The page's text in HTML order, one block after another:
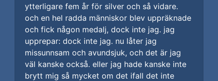
ytterligare fem år för silver och så vidare.
och en hel radda människor blev uppräknade
och fick någon medalj, dock inte jag. jag
upprepar: dock inte jag. nu låter jag
missunnsam och avundsjuk, och det är jag
väl kanske också. eller jag hade kanske inte
brytt mig så mycket om det ifall det inte